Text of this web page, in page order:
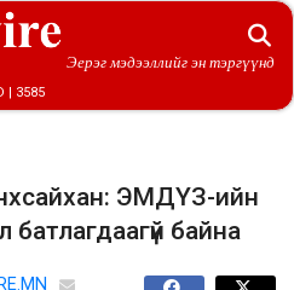
Эерэг мэдээллийг эн тэргүүнд
| 3585
ЭМДҮЗ-ийн
батлагдаагүй байна